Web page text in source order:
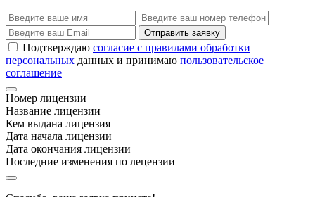
Отправить заявку
Подтверждаю согласие с правилами обработки
персональных данных и принимаю пользовательское
соглашение
Номер лицензии
Название лицензии
Кем выдана лицензия
Дата начала лицензии
Дата окончания лицензии
Последние изменения по лецензии